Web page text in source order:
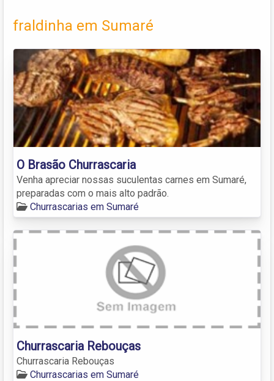
fraldinha em Sumaré
O Brasão Churrascaria
Venha apreciar nossas suculentas carnes em Sumaré,
preparadas com o mais alto padrão.
Churrascarias em Sumaré
Churrascaria Rebouças
Churrascaria Rebouças
Churrascarias em Sumaré